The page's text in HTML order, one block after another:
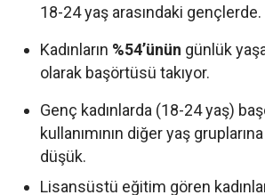
18-24 yaş arasındaki gençlerde.
Kadınların %54’ünün günlük
olarak başörtüsü takıyor.
Genç kadınlarda (18-24 yaş)
kullanımının diğer yaş
düşük.
Lisansüstü eğitim gören